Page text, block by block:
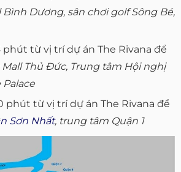
Bình Dương, sân chơi golf Sông Bé,
phút từ vị trí dự án The Rivana để
Mall Thủ Đức, Trung tâm Hội nghị
phút từ vị trí dự án The Rivana để
Sơn Nhất, trung tâm Quận 1